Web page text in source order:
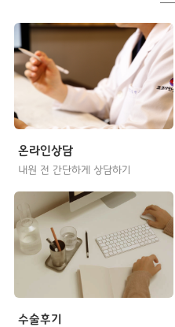
온라인상담
내원 전 간단하게 상담하기
수술후기